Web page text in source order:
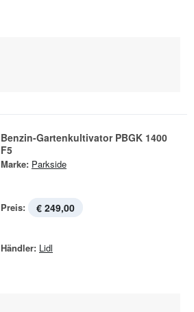
Benzin-Gartenkultivator PBGK 1400
F5
Marke: Parkside
Preis: € 249,00
Händler: Lidl